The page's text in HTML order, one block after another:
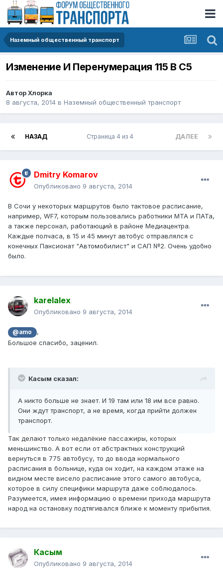
Наземный общественный транспорт
Изменение И Перенумерация 115 В С5
АвторХлорка
8 августа, 2014 в Наземный общественный транспорт
НАЗАД ДАЛЕЕ
Страница 4 из 4
Dmitry Komarov
Опубликовано 9 августа, 2014
В Сочи у некоторых маршрутов было тактовое расписание,
например, WF7, которым пользовались работники МТА и ПАТа,
а также персонал, работающий в районе Медиацентра.
Каждые полчаса, в 15 и 45 минут автобус отправлялся с
конечных Пансионат "Автомобилист" и САП №2. Очень удобно
было.
karelalex
Опубликовано 9 августа, 2014
@amo
,
Большое спасибо, заценил.
Касым сказал:
А никто больше не знает. И 19 там или 18 им все равно.
Они ждут транспорт, а не время, когда прийти должен
транспорт.
Так делают только недалёкие пассажиры, которых
меньшинство. А вот если от абстрактных конструкций
вернуться в 775 автобусу, то до ввода нормального
расписания в больнице, куда он ходит, на каждом этаже на
видном месте висело расписание этого самого автобуса,
которое в силу специфики маршрута даже соблюдалось.
Разумеется, имея информацию о времени прихода маршрута
народ на остановку подтягивался ближе к моменту прибытия.
Касым
Опубликовано 9 августа, 2014